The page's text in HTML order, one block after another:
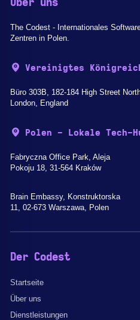
Über uns
The Codest - Internationales
Zentren in Polen.
Vereinigtes
Büro 303B, 182-184 High Street
London, England
Polen - Lokale Tech-
Fabryczna Office Park, Aleja
Pokoju 18, 31-564 Kraków
Brain Embassy, Konstruktorska
11, 02-673 Warszawa, Polen
Der Codest
Startseite
Über uns
Dienstleistungen